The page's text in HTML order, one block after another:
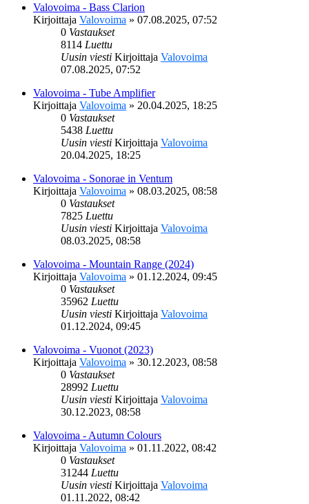
Valovoima - Bass Clarion
Kirjoittaja Valovoima » 07.08.2025, 07:52
0 Vastaukset
8114 Luettu
Uusin viesti Kirjoittaja Valovoima
07.08.2025, 07:52
Valovoima - Tube Amplifier
Kirjoittaja Valovoima » 20.04.2025, 18:25
0 Vastaukset
5438 Luettu
Uusin viesti Kirjoittaja Valovoima
20.04.2025, 18:25
Valovoima - Sonorae in Ventum
Kirjoittaja Valovoima » 08.03.2025, 08:58
0 Vastaukset
7825 Luettu
Uusin viesti Kirjoittaja Valovoima
08.03.2025, 08:58
Valovoima - Mountain Range (2024)
Kirjoittaja Valovoima » 01.12.2024, 09:45
0 Vastaukset
35962 Luettu
Uusin viesti Kirjoittaja Valovoima
01.12.2024, 09:45
Valovoima - Vuonot (2023)
Kirjoittaja Valovoima » 30.12.2023, 08:58
0 Vastaukset
28992 Luettu
Uusin viesti Kirjoittaja Valovoima
30.12.2023, 08:58
Valovoima - Autumn Colours
Kirjoittaja Valovoima » 01.11.2022, 08:42
0 Vastaukset
31244 Luettu
Uusin viesti Kirjoittaja Valovoima
01.11.2022, 08:42